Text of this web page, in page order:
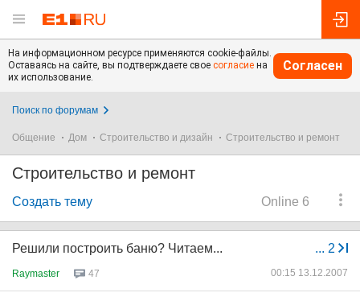
На информационном ресурсе применяются cookie-файлы.
Оставаясь на сайте, вы подтверждаете свое согласие на
их использование.
Согласен
Поиск по форумам
Общение Дом Строительство и дизайн Строительство и ремонт
Строительство и ремонт
Online 6
Создать тему
... 2
Решили построить баню? Читаем...
Raymaster 47 00:15 13.12.2007